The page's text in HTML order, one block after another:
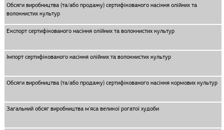
Обсяги виробництва (та/або продажу) сертифікованого насіння олійних та
волокнистих культур
Експорт сертифікованого насіння олійних та волокнистих культур
Імпорт сертифікованого насіння олійних та волокнистих культур
Обсяги виробництва (та/або продажу) сертифікованого насіння кормових культур
Загальний обсяг виробництва м'яса великої рогатої худоби